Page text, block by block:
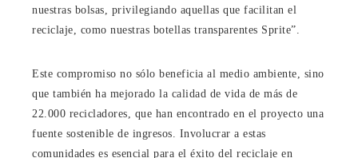
nuestras bolsas, privilegiando aquellas que facilitan el
reciclaje, como nuestras botellas transparentes Sprite”.
Este compromiso no sólo beneficia al medio ambiente, sino
que también ha mejorado la calidad de vida de más de
22.000 recicladores, que han encontrado en el proyecto una
fuente sostenible de ingresos. Involucrar a estas
comunidades es esencial para el éxito del reciclaje en